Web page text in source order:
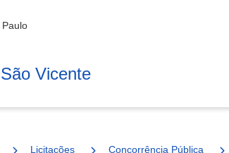
Vicente
Licitações Concorrência Pública